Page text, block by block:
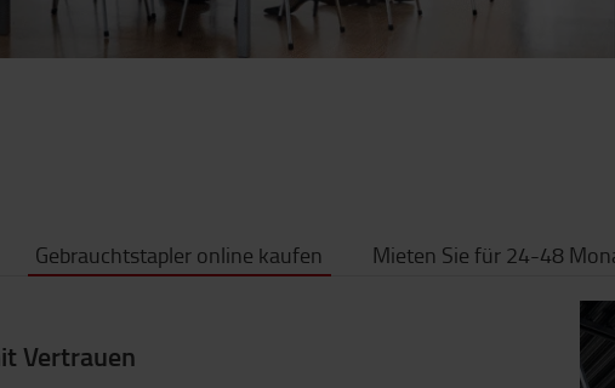
Gebrauchtstapler online kaufen Mieten Sie für 24-48
Vertrauen